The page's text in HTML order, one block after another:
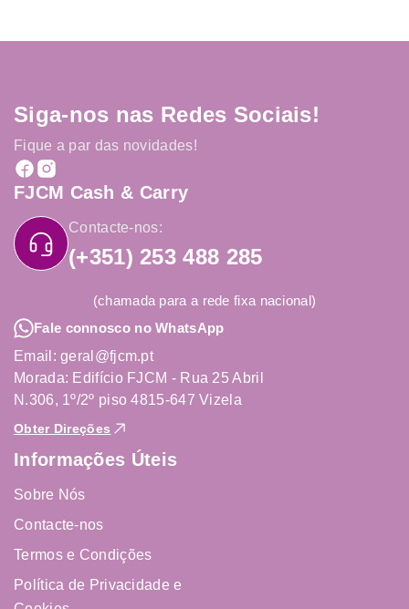
Siga-nos nas Redes Sociais!
Fique a par das novidades!
FJCM Cash & Carry
Contacte-nos:
(+351) 253 488 285
(chamada para a rede fixa nacional)
Fale connosco no WhatsApp
Email: geral@fjcm.pt
Morada: Edifício FJCM - Rua 25 Abril
N.306, 1º/2º piso 4815-647 Vizela
Obter Direções
Informações Úteis
Sobre Nós
Contacte-nos
Termos e Condições
Política de Privacidade e